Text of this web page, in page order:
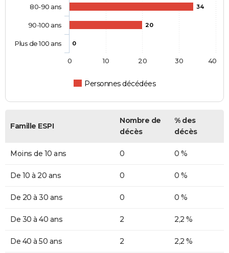
34
20
0
Personnes décédées
80-90 ans
90-100 ans
Plus de 100 ans
0 10 20 30 40
Famille ESPI
Nombre de
décès
% des
décès
Moins de 10 ans 0 0 %
De 10 à 20 ans 0 0 %
De 20 à 30 ans 0 0 %
De 30 à 40 ans 2 2,2 %
De 40 à 50 ans 2 2,2 %